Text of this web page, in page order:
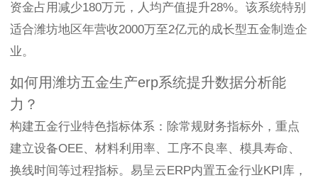
资金占用减少180万元，人均产值提升28%。该系统特别
适合潍坊地区年营收2000万至2亿元的成长型五金制造企
业。
如何用潍坊五金生产erp系统提升数据分析能
力？
构建五金行业特色指标体系：除常规财务指标外，重点
建立设备OEE、材料利用率、工序不良率、模具寿命、
换线时间等过程指标。易呈云ERP内置五金行业KPI库，